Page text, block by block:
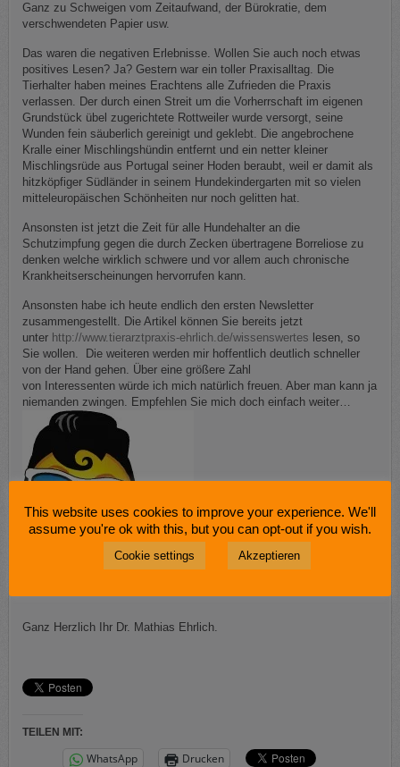
Ganz zu Schweigen vom Zeitaufwand, der Bürokratie, dem
verschwendeten Papier usw.
Das waren die negativen Erlebnisse. Wollen Sie auch noch etwas
positives Lesen? Ja? Gestern war ein toller Praxisalltag. Die
Tierhalter haben meines Erachtens alle Zufrieden die Praxis
verlassen. Der durch einen Streit um die Vorherrschaft im eigenen
Grundstück übel zugerichtete Rottweiler wurde versorgt, seine
Wunden fein säuberlich gereinigt und geklebt. Die angebrochene
Kralle einer Mischlingshündin entfernt und ein netter kleiner
Mischlingsrüde aus Portugal seiner Hoden beraubt, weil er damit als
hitzköpfiger Südländer in seinem Hundekindergarten mit so vielen
mitteleuropäischen Schönheiten nur noch gelitten hat.
Ansonsten ist jetzt die Zeit für alle Hundehalter an die
Schutzimpfung gegen die durch Zecken übertragene Borreliose zu
denken welche wirklich schwere und vor allem auch chronische
Krankheitserscheinungen hervorrufen kann.
Ansonsten habe ich heute endlich den ersten Newsletter
zusammengestellt. Die Artikel können Sie bereits jetzt
unter http://www.tierarztpraxis-ehrlich.de/wissenswertes lesen, so
Sie wollen. Die weiteren werden mir hoffentlich deutlich schneller
von der Hand gehen. Über eine größere Zahl
von Interessenten würde ich mich natürlich freuen. Aber man kann ja
niemanden zwingen. Empfehlen Sie mich doch einfach weiter…
Ganz Herzlich Ihr Dr. Mathias Ehrlich.
TEILEN MIT:
WhatsApp
Drucken
This website uses cookies to improve your experience. We'll
assume you're ok with this, but you can opt-out if you wish.
Cookie settings Akzeptieren